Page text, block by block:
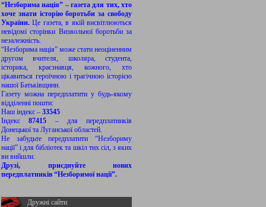
“Незборима нація” – газета для тих, хто
хоче знати історію боротьби за свободу
України.Це газета, в якій висвітлюються
невідомі сторінки Визвольної боротьби за
незалежність.
“Незборима нація” може стати неоціненним
другом вчителя, школяра, студента,
історика, краєзнавця, кожного, хто
цікавиться героїчною і трагічною історією
нашої Батьківщини.
Газету можна передплатити у будь-якому
відділенні пошти:
Наш індекс – 33545
Індекс87415 – для передплатників
Донецької та Луганської областей.
Не забудьте передплатити “Незбориму
нації” і для бібліотек та шкіл тих сіл, з яких
ви вийшли.
Друзі, приєднуйте нових
передплатників “Незборимої нації”.
Дружні сайти